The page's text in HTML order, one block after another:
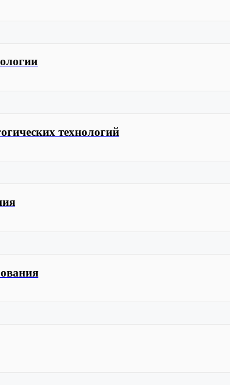
технологий